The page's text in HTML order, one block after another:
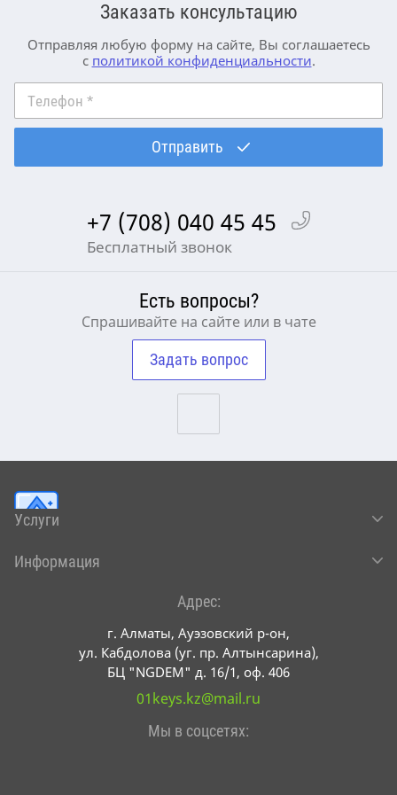
Заказать консультацию
Отправляя любую форму на сайте, Вы соглашаетесь
с политикой конфиденциальности.
Телефон *
Отправить
+7 (708) 040 45 45
Бесплатный звонок
Есть вопросы?
Спрашивайте на сайте или в чате
Задать вопрос
Адрес:
г. Алматы, Ауэзовский р-он,
ул. Кабдолова (уг. пр. Алтынсарина),
БЦ "NGDEM" д. 16/1, оф. 406
01keys.kz@mail.ru
Мы в соцсетях:
Услуги
Информация